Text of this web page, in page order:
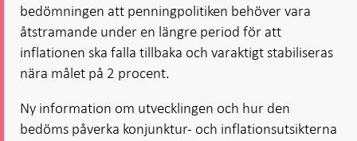
bedömningen att penningpolitiken behöver vara
åtstramande under en längre period för att
inflationen ska falla tillbaka och varaktigt stabiliseras
nära målet på 2 procent.
Ny information om utvecklingen och hur den
bedöms påverka konjunktur- och inflations­utsikterna